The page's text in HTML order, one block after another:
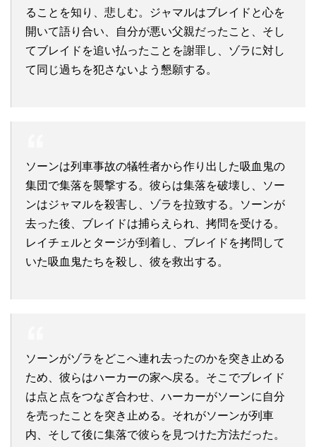
ることを知り、悲しむ。ジャマルはブレイドと心を
開いて語り合い、自分が悪い父親だったこと、そし
てブレイドを追い払ったことを謝罪し、ゾラに対し
て同じ過ちを犯さないよう懇願する。
ソーンは列車事故の犠牲者から作り出した吸血鬼の
集団で集落を襲撃する。彼らは集落を破壊し、ソー
ンはジャマルを殺害し、ゾラを拉致する。ソーンが
去った後、ブレイドは捕らえられ、拷問を受ける。
レイチェルとタージが到着し、ブレイドを拷問して
いた吸血鬼たちを殺し、彼を救出する。
ソーンがゾラをどこへ連れ去ったのかを突き止める
ため、彼らはハーカーの家へ戻る。そこでブレイド
は点と点をつなぎ合わせ、ハーカーがソーンに自分
を売ったことを突き止める。それがソーンが列車
内、そして後に集落で彼らを見つけた方法だった。